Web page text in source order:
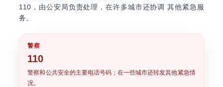
110 ，由公安局负责处理，在许多城市还协调 其他紧急服
务。
警察
110
警察和公共安全的主要电话号码；在一些城市还转发其他紧急情
况。